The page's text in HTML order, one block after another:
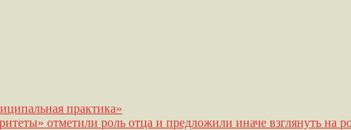
практика»
отметили роль отца и предложили иначе взглянуть на